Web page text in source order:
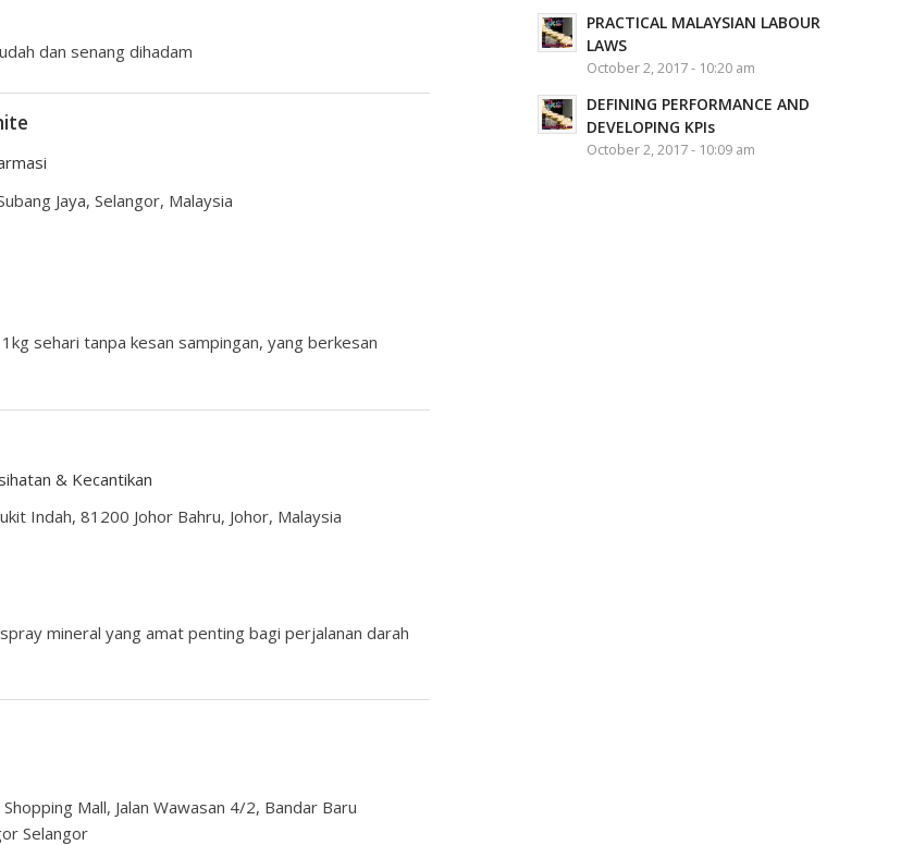
dan senang dihadam
Jaya, Selangor, Malaysia
sehari tanpa kesan sampingan, yang berkesan
& Kecantikan
Indah, 81200 Johor Bahru, Johor, Malaysia
mineral yang amat penting bagi perjalanan darah
Mall, Jalan Wawasan 4/2, Bandar Baru
Selangor
PRACTICAL MALAYSIAN LABOUR
LAWS
October 2, 2017 - 10:20 am
DEFINING PERFORMANCE AND
DEVELOPING KPIs
October 2, 2017 - 10:09 am